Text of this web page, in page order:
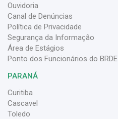
Ouvidoria
Canal de Denúncias
Política de Privacidade
Segurança da Informação
Área de Estágios
Ponto dos Funcionários do BRDE
PARANÁ
Curitiba
Cascavel
Toledo